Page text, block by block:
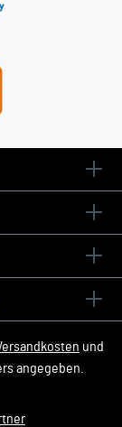
und
angegeben.